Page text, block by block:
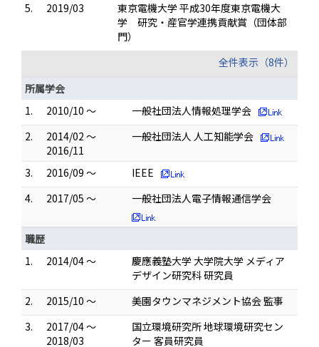
5. 2019/03
東京電機大学 平成30年度東京電機大
学 研究・産官学連携貢献賞（団体部
門）
全件表示（8件）
所属学会
1.
2010/10 ～
一般社団法人情報処理学会
2.
2014/02 ～
2016/11
一般社団法人 人工知能学会
3. 2016/09 ～
IEEE
4.
2017/05 ～ 一般社団法人電子情報通信学会
職歴
1.
2014/04 ～
慶應義塾大学 大学院大学 メディア
デザイン研究科 研究員
2.
2015/10 ～
美園タウンマネジメント協会 監事
3.
2017/04 ～
2018/03
国立環境研究所 地球環境研究セン
ター 客員研究員